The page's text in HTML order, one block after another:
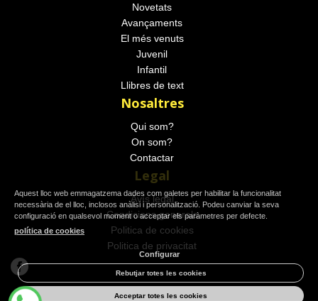
Novetats
Avançaments
El més venuts
Juvenil
Infantil
Llibres de text
Nosaltres
Qui som?
On som?
Contactar
Legal
Avís legal
Condicions generals
Politica de cookies
Politica de privacitat
Aquest lloc web emmagatzema dades com galetes per habilitar la funcionalitat
necessària de el lloc, inclosos anàlisi i personalització. Podeu canviar la seva
configuració en qualsevol moment o acceptar els paràmetres per defecte.
política de cookies
Configurar
Rebutjar totes les cookies
Acceptar totes les cookies